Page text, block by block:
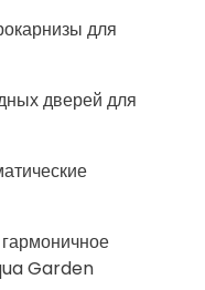
для
дверей для
Garden